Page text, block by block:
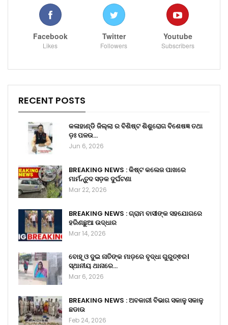
Facebook
Likes
Twitter
Followers
Youtube
Subscribers
RECENT POSTS
କଳାହାଣ୍ଡି ଜିଲ୍ଲା ର ବିଶିଷ୍ଟ ଶିଶୁରୋଗ ବିଶେଷଜ୍ଞ ତଥା
ଡ଼ଃ ପଳଉ…
Jun 6, 2026
BREAKING NEWS : କିଷ୍ଟ କଲେଜ ପାଖରେ
ମାର୍ମନ୍ତୁଦ ସଡ଼କ ଦୁର୍ଘଟଣା
Mar 22, 2026
BREAKING NEWS : ଗ୍ରାମ ବାସୀଙ୍କ ସହଯୋଗରେ
ହରିଣଛୁଆ ଉଦ୍ଧାର
Mar 14, 2026
ବୋହୂ ଓ ଦୁଇ ନାତିଙ୍କ ମାଡ଼ରେ ବୃଦ୍ଧା ଗୁରୁତ୍ଵର।
ସ୍ଥାନୀୟ ଥାନାରେ…
Mar 6, 2026
BREAKING NEWS : ଅବକାରୀ ବିଭାଗ ସକାଳୁ ସକାଳୁ
ଛଡାଉ
Feb 24, 2026